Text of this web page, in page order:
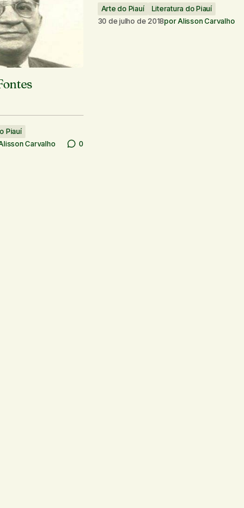
Piauí
Carvalho 0
Arte do Piauí
Literatura do Piauí
30 de julho de 2018porAlisson Carvalho